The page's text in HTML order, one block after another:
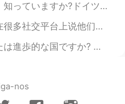
😄
😂😂😂 是的，太可怜了 哈
イスを加えて飲みます。とても美味しいです。ドイツのスーパーで非常に安いです。１本は１００円です。日本で...
我就觉得是奇奇怪怪的。 原因就是比较简单：他们不了解中国，但还是说他们爱上中国。 爱中国的话，我觉...
ます。ここに一年間住んだ後、完全に同意しません。勿論、ヨーロッパと比較して、街の生活はとても便利で...
nos